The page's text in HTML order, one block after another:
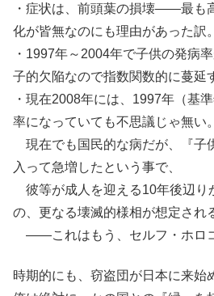
・症状は、前頭葉の損壊――最も
化が皆無なのにも理由があった訳。
・1997年～2004年で子供の発病
子的欠陥なので指数関数的に蔓延
・現在2008年には、1997年（基
率になっていても不思議じゃ無い。
現在でも国民的な病だが、『子
入って急増したという事で、
彼等が成人を迎える10年後辺り
の、更なる壊滅的様相が想定され
――これはもう、セルフ・ホロ
時期的にも、窃盗団が日本に来始